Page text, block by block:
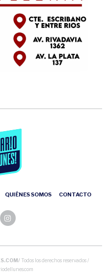
QUIÉNES SOMOS CONTACTO
Todos los derechos reservados /